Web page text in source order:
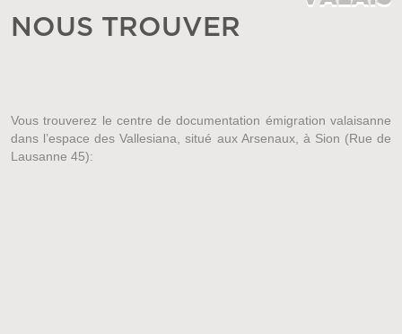
NOUS TROUVER
Vous trouverez le centre de documentation émigration valaisanne
dans l’espace des Vallesiana, situé aux Arsenaux, à Sion (Rue de
Lausanne 45):